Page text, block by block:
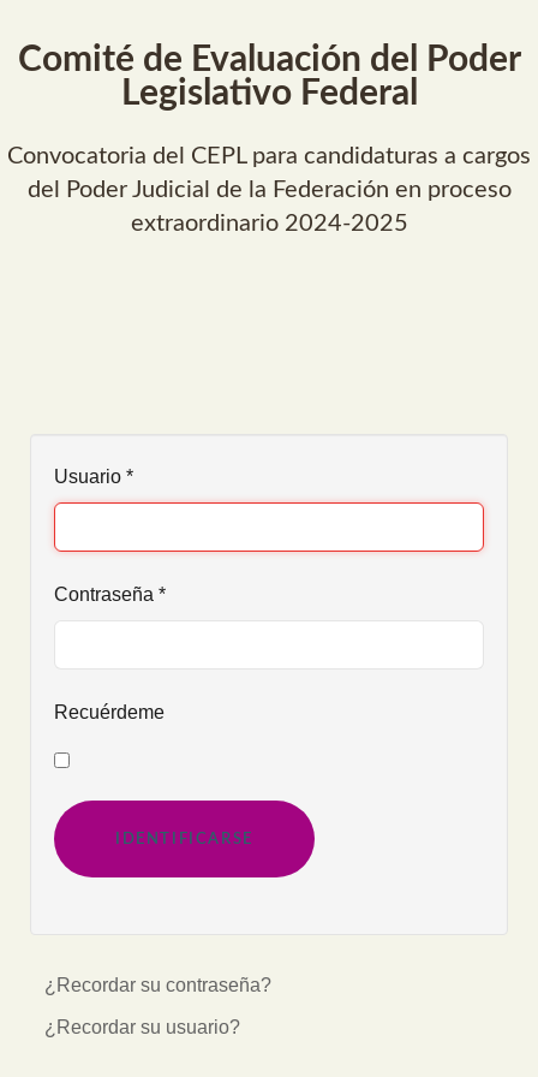
Comité de Evaluación del Poder
Legislativo Federal
Convocatoria del CEPL para candidaturas a cargos
del Poder Judicial de la Federación en proceso
extraordinario 2024-2025
Usuario *
Contraseña *
Recuérdeme
IDENTIFICARSE
¿Recordar su contraseña?
¿Recordar su usuario?